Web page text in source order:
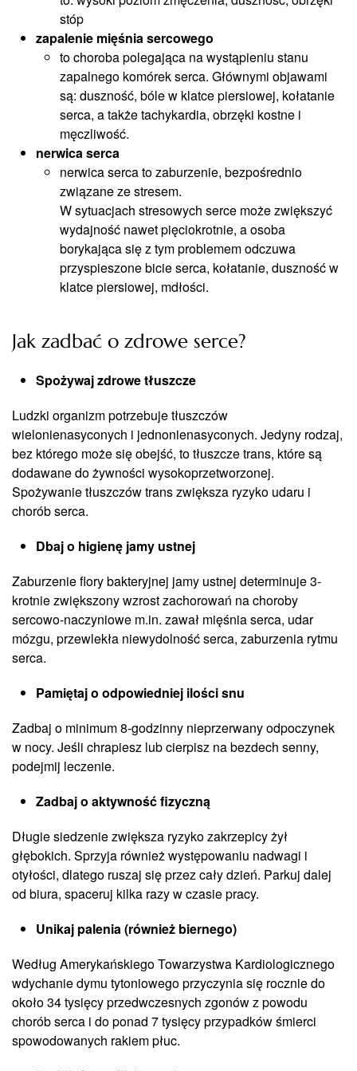
stóp
zapalenie mięśnia sercowego
to choroba polegająca na wystąpieniu stanu
zapalnego komórek serca. Głównymi objawami
są: duszność, bóle w klatce piersiowej, kołatanie
serca, a także tachykardia, obrzęki kostne i
męczliwość.
nerwica serca
nerwica serca to zaburzenie, bezpośrednio
związane ze stresem.
W sytuacjach stresowych serce może zwiększyć
wydajność nawet pięciokrotnie, a osoba
borykająca się z tym problemem odczuwa
przyspieszone bicie serca, kołatanie, duszność w
klatce piersiowej, mdłości.
Jak zadbać o zdrowe serce?
Spożywaj zdrowe tłuszcze
Ludzki organizm potrzebuje tłuszczów
wielonienasyconych i jednonienasyconych. Jedyny rodzaj,
bez którego może się obejść, to tłuszcze trans, które są
dodawane do żywności wysokoprzetworzonej.
Spożywanie tłuszczów trans zwiększa ryzyko udaru i
chorób serca.
Dbaj o higienę jamy ustnej
Zaburzenie flory bakteryjnej jamy ustnej determinuje 3-
krotnie zwiększony wzrost zachorowań na choroby
sercowo-naczyniowe m.in. zawał mięśnia serca, udar
mózgu, przewlekła niewydolność serca, zaburzenia rytmu
serca.
Pamiętaj o odpowiedniej ilości snu
Zadbaj o minimum 8-godzinny nieprzerwany odpoczynek
w nocy. Jeśli chrapiesz lub cierpisz na bezdech senny,
podejmij leczenie.
Zadbaj o aktywność fizyczną
Długie siedzenie zwiększa ryzyko zakrzepicy żył
głębokich. Sprzyja również występowaniu nadwagi i
otyłości, dlatego ruszaj się przez cały dzień. Parkuj dalej
od biura, spaceruj kilka razy w czasie pracy.
Unikaj palenia (również biernego)
Według Amerykańskiego Towarzystwa Kardiologicznego
wdychanie dymu tytoniowego przyczynia się rocznie do
około 34 tysięcy przedwczesnych zgonów z powodu
chorób serca i do ponad 7 tysięcy przypadków śmierci
spowodowanych rakiem płuc.